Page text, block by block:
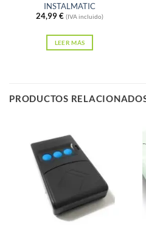
INSTALMATIC
24,99€ (IVA incluido)
LEER MÁS
PRODUCTOS